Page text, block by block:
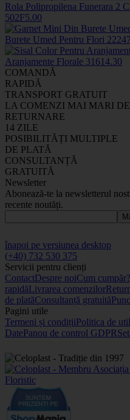
Rola Polipropilena Funerara 2
502F5.00
Burete Umed Pentru Flori 2224
Aranjamente Florale 31614.30
COMANDĂ
RAPIDĂ
TRANSPORT GRATUIT
LA COMENZI MAI MARI
RETURNARE
14 ZILE
POSIBILITĂȚI MULTIPLE
DE PLATĂ
CONSULTANȚĂ
GRATUITĂ
Newsletter
Abonează-te la newsletterul
recente noutăți.
înapoi pe versiunea desktop
(+40) 732 530 375
Servicii pentru clienți
ContactDespre noiCum cumpăr?
rapidăLivrarea comenzilor
de platăConsultanță gratuită
Pagini utile
Termeni și condițiiPolitica de
DatePanou de control GDPR